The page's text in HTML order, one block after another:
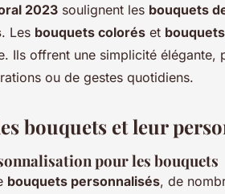
2023 soulignent les bouquets
. Les bouquets colorés et
Ils offrent une simplicité
ou de gestes quotidiens.
bouquets et leur
pour les bouquets
bouquets personnalisés, de